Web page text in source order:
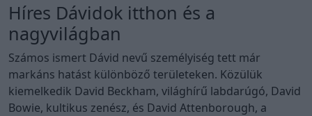
Híres Dávidok itthon és a
nagyvilágban
Számos ismert Dávid nevű személyiség tett már
markáns hatást különböző területeken. Közülük
kiemelkedik David Beckham, világhírű labdarúgó, David
Bowie, kultikus zenész, és David Attenborough, a